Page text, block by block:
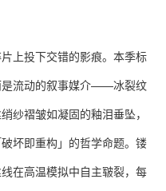
上投下交错的影痕。本季标
是流动的叙事媒介——冰裂纹
纱褶皱如凝固的釉泪垂坠，
坏即重构」的哲学命题。镂
在高温模拟中自主皲裂，每